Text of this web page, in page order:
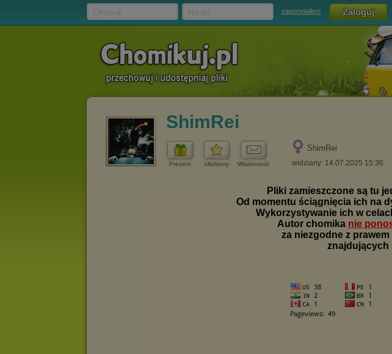
zapomniałem
ShimRei
Prezent Ulubiony Wiadomość
ShimRei
widziany: 14.07.2025 15:36